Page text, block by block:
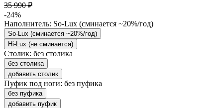
35 990 ₽
-24%
Наполнитель: So-Lux (cминается ~20%/год)
So-Lux (cминается ~20%/год)
Hi-Lux (не сминается)
Столик: без столика
без столика
добавить столик
Пуфик под ноги: без пуфика
без пуфика
добавить пуфик